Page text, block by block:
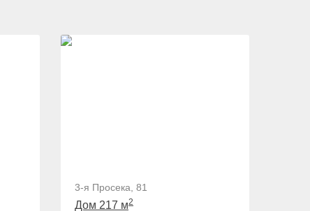
3-я Просека, 81
Дом 217 м2